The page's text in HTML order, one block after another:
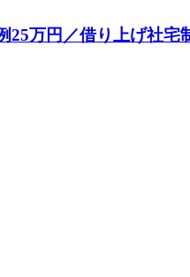
25万円／借り上げ社宅